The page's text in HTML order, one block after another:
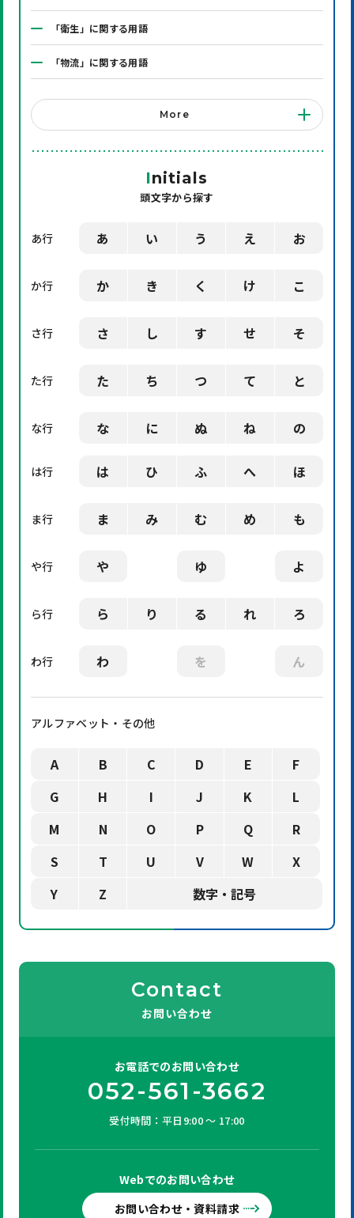
「衛生」に関する用語
「物流」に関する用語
「システム」に関する用語
「店舗備品」に関する用語
「環境」に関する用語
「業界用語」に関する用語
More
Initials
頭文字から探す
あ行 あ い う え お
か行 か き く け こ
さ行 さ し す せ そ
た行 た ち つ て と
な行 な に ぬ ね の
は行 は ひ ふ へ ほ
ま行 ま み む め も
や行 や ゆ よ
ら行 ら り る れ ろ
わ行 わ を ん
アルファベット・その他
A B C D E
F
G
H I J K
L
M
N O P Q
R
S
T U V W
X
Y
Z 数字・記号
Contact
お問い合わせ
お電話でのお問い合わせ
052-561-3662
受付時間：平日9:00 ～ 17:00
Webでのお問い合わせ
お問い合わせ・資料請求